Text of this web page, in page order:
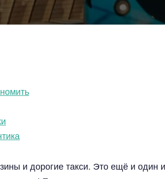
и дорогие такси. Это ещё и один